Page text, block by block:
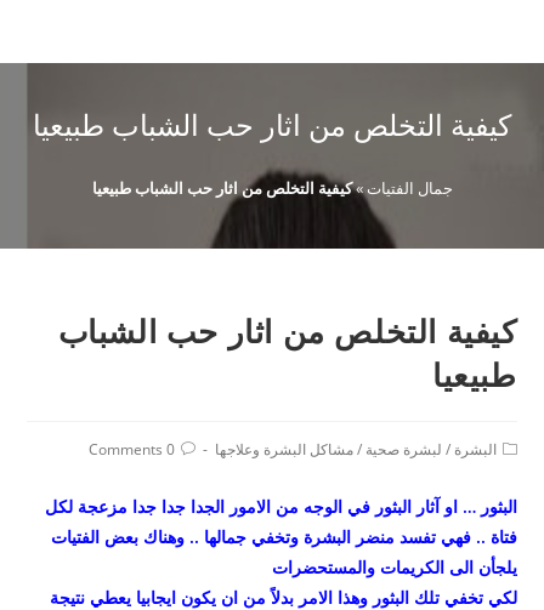
كيفية التخلص من اثار حب الشباب طبيعيا
جمال الفتيات»كيفية التخلص من اثار حب الشباب طبيعيا
كيفية التخلص من اثار حب الشباب
طبيعيا
Postالبشرة / لبشرة صحية / مشاكل البشرة وعلاجها
Post
0 Comments
البثور … او آثار البثور في الوجه من الامور الجدا جدا جدا مزعجة لكل
فتاة .. فهي تفسد منضر البشرة وتخفي جمالها .. وهناك بعض الفتيات
يلجأن الى الكريمات والمستحضرات
لكي تخفي تلك البثور وهذا الامر بدلاً من ان يكون ايجابيا يعطي نتيجة